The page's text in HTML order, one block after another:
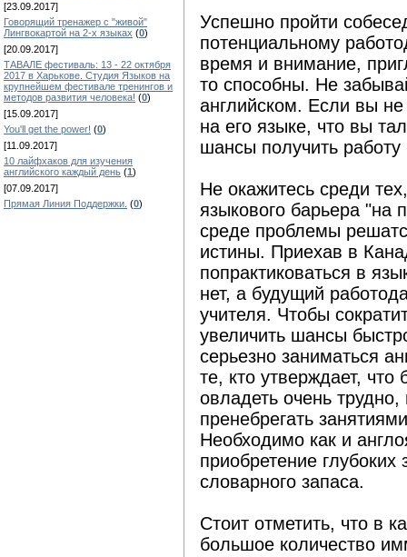
[23.09.2017]
Говорящий тренажер с "живой"
Лингвокартой на 2-х языках (0)
[20.09.2017]
ТАВАЛЕ фестиваль: 13 - 22 октября
2017 в Харькове. Студия Языков на
крупнейшем фестивале тренингов и
методов развития человека! (0)
[15.09.2017]
You'll get the power! (0)
[11.09.2017]
10 лайфхаков для изучения
английского каждый день (1)
[07.09.2017]
Прямая Линия Поддержки. (0)
Успешно пройти
потенциальному
время и внимание,
то способны. Не
английском. Если вы
на его языке, что вы
шансы получить работу
Не окажитесь среди
языкового барьера "на
среде проблемы
истины. Приехав в
попрактиковаться в
нет, а будущий
учителя. Чтобы
увеличить шансы
серьезно заниматься
те, кто утверждает,
овладеть очень
пренебрегать
Необходимо как и
приобретение
словарного запаса.
Стоит отметить, что в
большое количество